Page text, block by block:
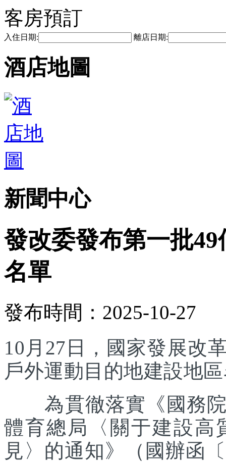
客房預訂
入住日期: 離店日期:
酒店地圖
新聞中心
發改委發布第一批
名單
發布時間：2025-10-27
10月27日，國家發展改
戶外運動目的地建設地
為貫徹落實《國務院
體育總局〈關于建設高
見〉的通知》（國辦函